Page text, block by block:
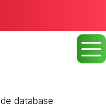
database